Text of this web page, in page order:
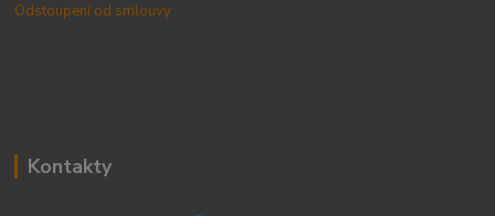
Odstoupení od smlouvy
Kontakty